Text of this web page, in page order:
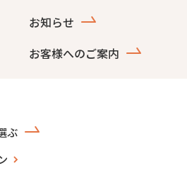
お知らせ
お客様へのご案内
ぶ